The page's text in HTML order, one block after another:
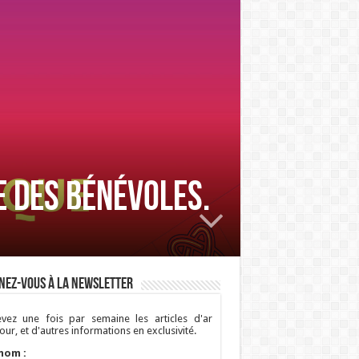
bénévoles.
vous à la newsletter
une fois par semaine les articles d'ar
et d'autres informations en exclusivité.
: